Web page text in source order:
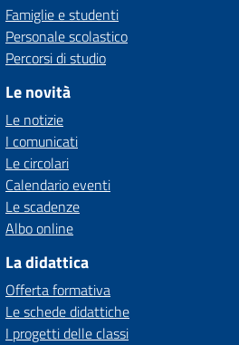
Famiglie e studenti
Personale scolastico
Percorsi di studio
Le novità
Le notizie
I comunicati
Le circolari
Calendario eventi
Le scadenze
Albo online
La didattica
Offerta formativa
Le schede didattiche
I progetti delle classi